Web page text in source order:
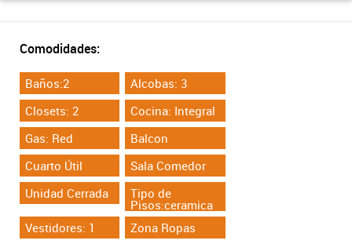
Comodidades:
Baños:2
Alcobas: 3
Closets: 2
Cocina: Integral
Gas: Red
Balcon
Cuarto Útil
Sala Comedor
Unidad Cerrada
Tipo de
Pisos:ceramica
Vestidores: 1
Zona Ropas